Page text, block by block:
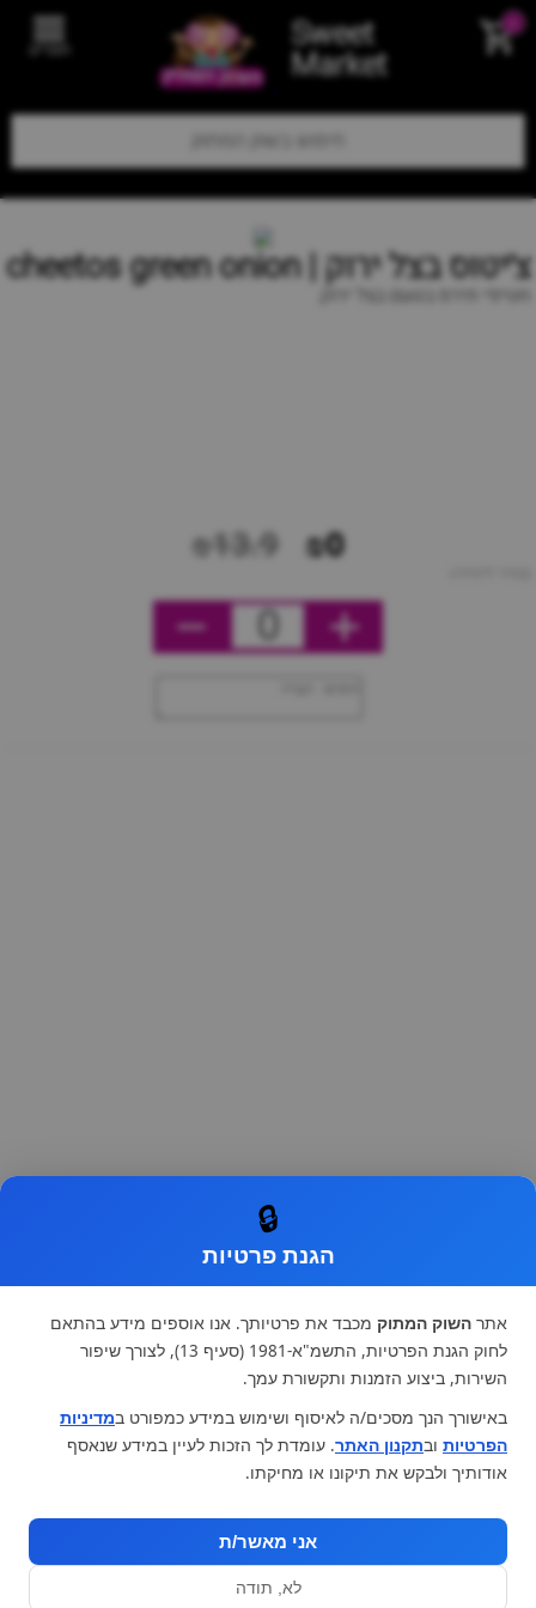
Sweet
Market תפריט
צ׳יטוס בצל ירוק | cheetos green onion
חטיפי תירס בטעם בצל ירוק
₪0
₪13.9
0
🔒
הגנת פרטיות
אתר השוק המתוק מכבד את פרטיותך. אנו אוספים מידע בהתאם
לחוק הגנת הפרטיות, התשמ"א-1981 (סעיף 13), לצורך שיפור
השירות, ביצוע הזמנות ותקשורת עמך.
באישורך הנך מסכים/ה לאיסוף ושימוש במידע כמפורט במדיניות
הפרטיות ובתקנון האתר. עומדת לך הזכות לעיין במידע שנאסף
אודותיך ולבקש את תיקונו או מחיקתו.
אני מאשר/ת
לא, תודה